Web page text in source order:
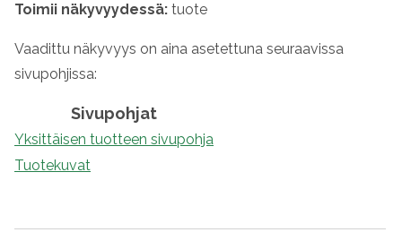
Toimii näkyvyydessä: tuote
Vaadittu näkyvyys on aina asetettuna seuraavissa
sivupohjissa:
Sivupohjat
Yksittäisen tuotteen sivupohja
Tuotekuvat